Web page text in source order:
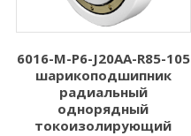
6016-M-P6-J20AA-R85-105
шарикоподшипник
радиальный
однорядный
токоизолирующий